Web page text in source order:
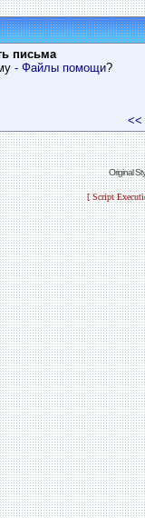
письма
- Файлы помощи?
<<
Original
[ Script